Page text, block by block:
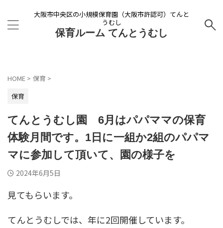
大阪市中央区の小規模保育園（大阪市許認可）てんと
うむし
保育ルーム てんとうむし
HOME > 保育 >
保育
てんとうむし園 6月はパパママの保育
体験月間です。1日に一組か2組のパパマ
マに参加して頂いて、園の様子を
2024年6月5日
見てもらいます。
てんとうむしでは、年に2回開催しています。